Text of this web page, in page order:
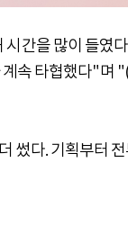
간을 많이 들였
계속 타협했다"며
썼다. 기획부터